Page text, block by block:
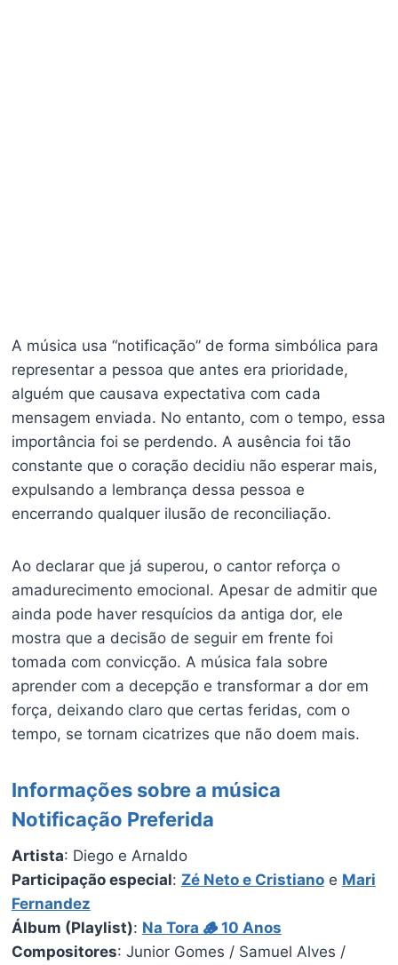
A música usa “notificação” de forma simbólica para
representar a pessoa que antes era prioridade,
alguém que causava expectativa com cada
mensagem enviada. No entanto, com o tempo, essa
importância foi se perdendo. A ausência foi tão
constante que o coração decidiu não esperar mais,
expulsando a lembrança dessa pessoa e
encerrando qualquer ilusão de reconciliação.
Ao declarar que já superou, o cantor reforça o
amadurecimento emocional. Apesar de admitir que
ainda pode haver resquícios da antiga dor, ele
mostra que a decisão de seguir em frente foi
tomada com convicção. A música fala sobre
aprender com a decepção e transformar a dor em
força, deixando claro que certas feridas, com o
tempo, se tornam cicatrizes que não doem mais.
Informações sobre a música
Notificação Preferida
Artista: Diego e Arnaldo
Participação especial: Zé Neto e Cristianoe Mari
Fernandez
Álbum (Playlist): Na Tora 🪵 10 Anos
Compositores: Junior Gomes / Samuel Alves /